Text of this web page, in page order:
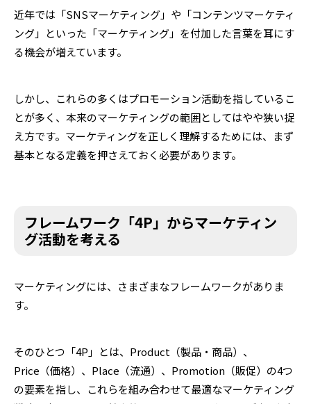
近年では「SNSマーケティング」や「コンテンツマーケティ
ング」といった「マーケティング」を付加した言葉を耳にす
る機会が増えています。
しかし、これらの多くはプロモーション活動を指しているこ
とが多く、本来のマーケティングの範囲としてはやや狭い捉
え方です。マーケティングを正しく理解するためには、まず
基本となる定義を押さえておく必要があります。
フレームワーク「4P」からマーケティン
グ活動を考える
マーケティングには、さまざまなフレームワークがありま
す。
そのひとつ「4P」とは、Product（製品・商品）、
Price（価格）、Place（流通）、Promotion（販促）の4つ
の要素を指し、これらを組み合わせて最適なマーケティング